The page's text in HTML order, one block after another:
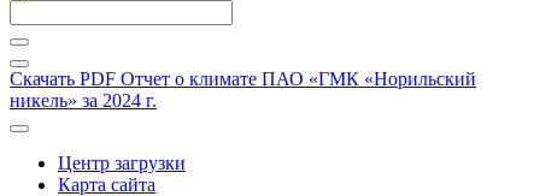
Скачать PDF Отчет о климате ПАО «ГМК «Норильский
никель» за 2024 г.
Центр загрузки
Карта сайта